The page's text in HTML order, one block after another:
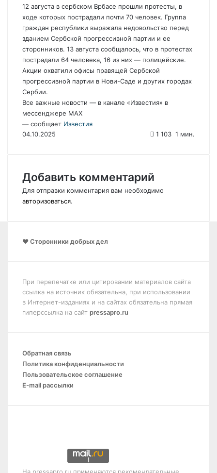
12 августа в сербском Врбасе прошли протесты, в
ходе которых пострадали почти 70 человек. Группа
граждан республики выражала недовольство перед
зданием Сербской прогрессивной партии и ее
сторонников. 13 августа сообщалось, что в протестах
пострадали 64 человека, 16 из них — полицейские.
Акции охватили офисы правящей Сербской
прогрессивной партии в Нови-Саде и других городах
Сербии.
Все важные новости — в канале «Известия» в
мессенджере МАХ
— сообщает Известия
04.10.2025
1 103 1 мин.
Добавить комментарий
Для отправки комментария вам необходимо
авторизоваться.
❤️ Сторонники добрых дел
При перепечатке или цитировании материалов сайта
ссылка на источник обязательна, при использовании
в Интернет-изданиях и на сайтах обязательна прямая
гиперссылка на сайт pressapro.ru
Обратная связь
Политика конфиденциальности
Пользовательское соглашение
E-mail рассылки